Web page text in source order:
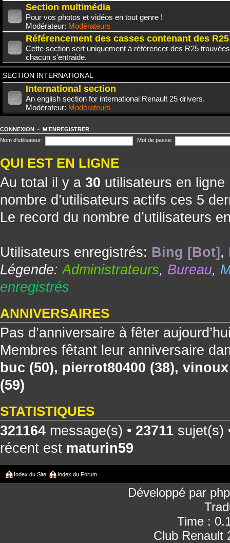
Section multimédia
Pour vos photos et vidéos en tout genre !
Modérateur: Modérateurs
Référencement des casses contenant des R25
Cette section sert uniquement à référencer des R25
chacun s'entraide.
SECTION INTERNATIONAL
International section
An english section for international Renault 25 drivers.
Modérateur: Modérateurs
CONNEXION • M’ENREGISTRER
Nom d’utilisateur:
Mot de passe:
QUI EST EN LIGNE
Au total il y a 30 utilisateurs en
nombre d’utilisateurs actifs ces 5
Le record du nombre d’utilisateurs
Utilisateurs enregistrés: Bing [Bot] ,
Légende:Administrateurs, Bureau,
enregistrés
ANNIVERSAIRES
Pas d’anniversaire à fêter
Membres fêtant leur anniversaire
buc (50), pierrot80400 (38), vinoux
(59)
STATISTIQUES
321164 message(s) • 23711 sujet(s)
récent est maturin59
Index du Site Index du Forum
Développé par
Time :
Club Renault